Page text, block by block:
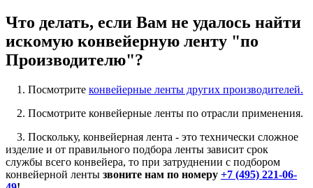
Что делать, если Вам не удалось найти
искомую конвейерную ленту "по
Производителю"?
1. Посмотрите конвейерные ленты других производителей.
2. Посмотрите конвейерные ленты по отрасли применения.
3. Поскольку, конвейерная лента - это технически сложное
изделие и от правильного подбора ленты зависит срок
службы всего конвейера, то при затруднении с подбором
конвейерной ленты звоните нам по номеру +7 (495) 221-06-